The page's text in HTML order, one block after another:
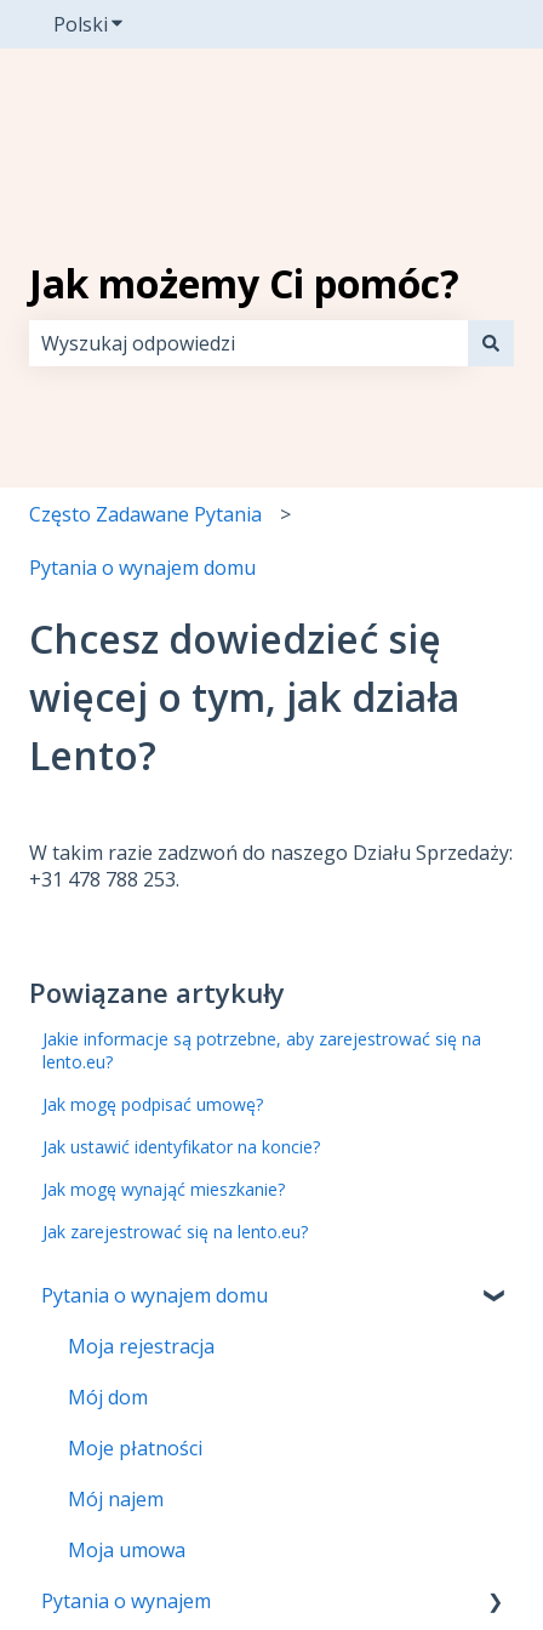
PolskiPokaż podmenu do tłumaczenia
Jak możemy Ci pomóc?
Często Zadawane Pytania
Pytania o wynajem domu
Chcesz dowiedzieć się
więcej o tym, jak działa
Lento?
W takim razie zadzwoń do naszego Działu Sprzedaży:
+31 478 788 253.
Powiązane artykuły
Jakie informacje są potrzebne, aby zarejestrować się na
lento.eu?
Jak mogę podpisać umowę?
Jak ustawić identyfikator na koncie?
Jak mogę wynająć mieszkanie?
Jak zarejestrować się na lento.eu?
Pytania o wynajem domu
Moja rejestracja
Mój dom
Moje płatności
Mój najem
Moja umowa
Pytania o wynajem